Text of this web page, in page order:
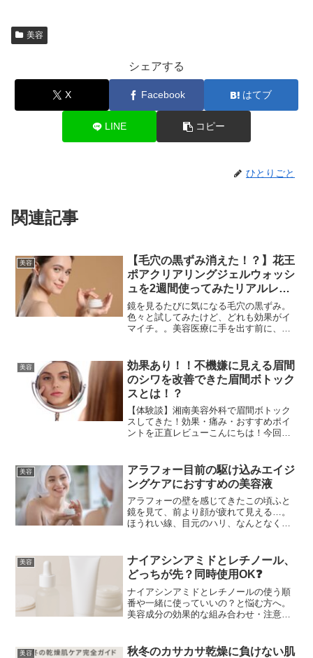
美容
シェアする
X Facebook はてブ
LINE コピー
ひとりごと
関連記事
美容
【毛穴の黒ずみ消えた！？】花王
ポアクリアリングジェルウォッシ
ュを2週間使ってみたリアルレビ
ュー
鏡を見るたびに気になる毛穴の黒ずみ。
色々と試してみたけど、どれも効果がイ
マイチ。。美容医療に手を出す前に、こ
美容
効果あり！！不機嫌に見える眉間
のシワを改善できた眉間ボトック
スとは！？
【体験談】湘南美容外科で眉間ボトック
スしてきた！効果・痛み・おすすめポイ
ントを正直レビューこんにちは！今回
「眉間のシワが気になるけど、ボトック
スって実際どうなの？」「痛...
美容
アラフォー目前の駆け込みエイジ
ングケアにおすすめの美容液
アラフォーの壁を感じてきたこの頃ふと
鏡を見て、前より顔が疲れて見える…。
ほうれい線、目元のハリ、なんとなく肌
た。今までは「まだ大丈夫」と思ってた
けど、そろそろちゃん...
美容
ナイアシンアミドとレチノール、
どっちが先？同時使用OK❓
ナイアシンアミドとレチノールの使う順
番や一緒に使っていいの？と悩む方へ。
美容成分の効果的な組み合わせ・注意
美容
秋冬のカサカサ乾燥に負けない肌